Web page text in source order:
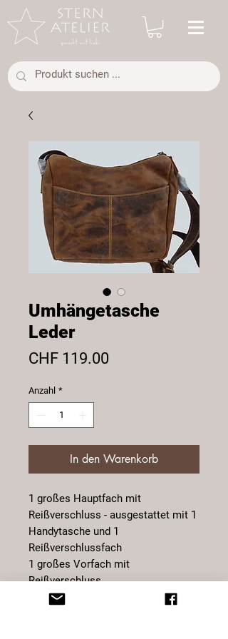
Umhängetasche
Leder
CHF 119.00
Anzahl *
In den Warenkorb
1 großes Hauptfach mit
Reißverschluss - ausgestattet mit 1
Handytasche und 1
Reißverschlussfach
1 großes Vorfach mit
Reißverschluss
1 Reißverschlussfach hinten